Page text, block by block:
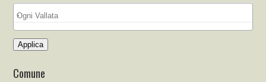
Applica
Comune